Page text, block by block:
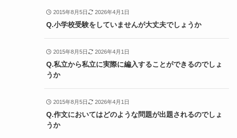
2015年8月5日 2026年4月1日
Q.小学校受験をしていませんが大丈夫でしょうか
2015年8月5日 2026年4月1日
Q.私立から私立に実際に編入することができるのでしょ
うか
2015年8月5日 2026年4月1日
Q.作文においてはどのような問題が出題されるのでしょ
うか